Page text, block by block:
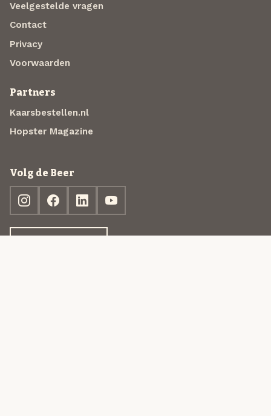
Veelgestelde vragen
Contact
Privacy
Voorwaarden
Partners
Kaarsbestellen.nl
Hopster Magazine
Volg de Beer